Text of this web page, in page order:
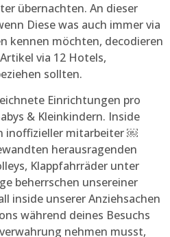
übernachten. An dieser
Diese was auch immer via
kennen möchten, decodieren
via 12 Hotels,
sollten.
Einrichtungen pro
& Kleinkindern. Inside
inoffizieller mitarbeiter ￼
herausragenden
Klappfahrräder unter
beherrschen unsereiner
inside unserer Anziehsachen
während deines Besuchs
nehmen musst,